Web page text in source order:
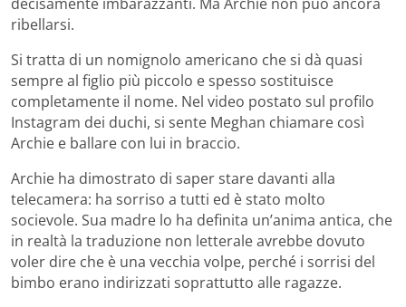
ribellarsi.
Si tratta di un nomignolo americano che si dà quasi
sempre al figlio più piccolo e spesso sostituisce
completamente il nome. Nel video postato sul profilo
Instagram dei duchi, si sente Meghan chiamare così
Archie e ballare con lui in braccio.
Archie ha dimostrato di saper stare davanti alla
telecamera: ha sorriso a tutti ed è stato molto
socievole. Sua madre lo ha definita un’anima antica, che
in realtà la traduzione non letterale avrebbe dovuto
voler dire che è una vecchia volpe, perché i sorrisi del
bimbo erano indirizzati soprattutto alle ragazze.